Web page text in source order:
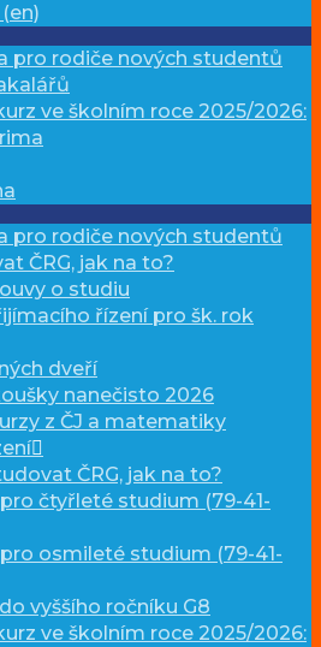
pro rodiče nových studentů
ve školním roce 2025/2026:
pro rodiče nových studentů
ČRG, jak na to?
o studiu
řízení pro šk. rok
dveří
nanečisto 2026
z ČJ a matematiky
ČRG, jak na to?
pro čtyřleté studium (79-41-
pro osmileté studium (79-41-
vyššího ročníku G8
ve školním roce 2025/2026: